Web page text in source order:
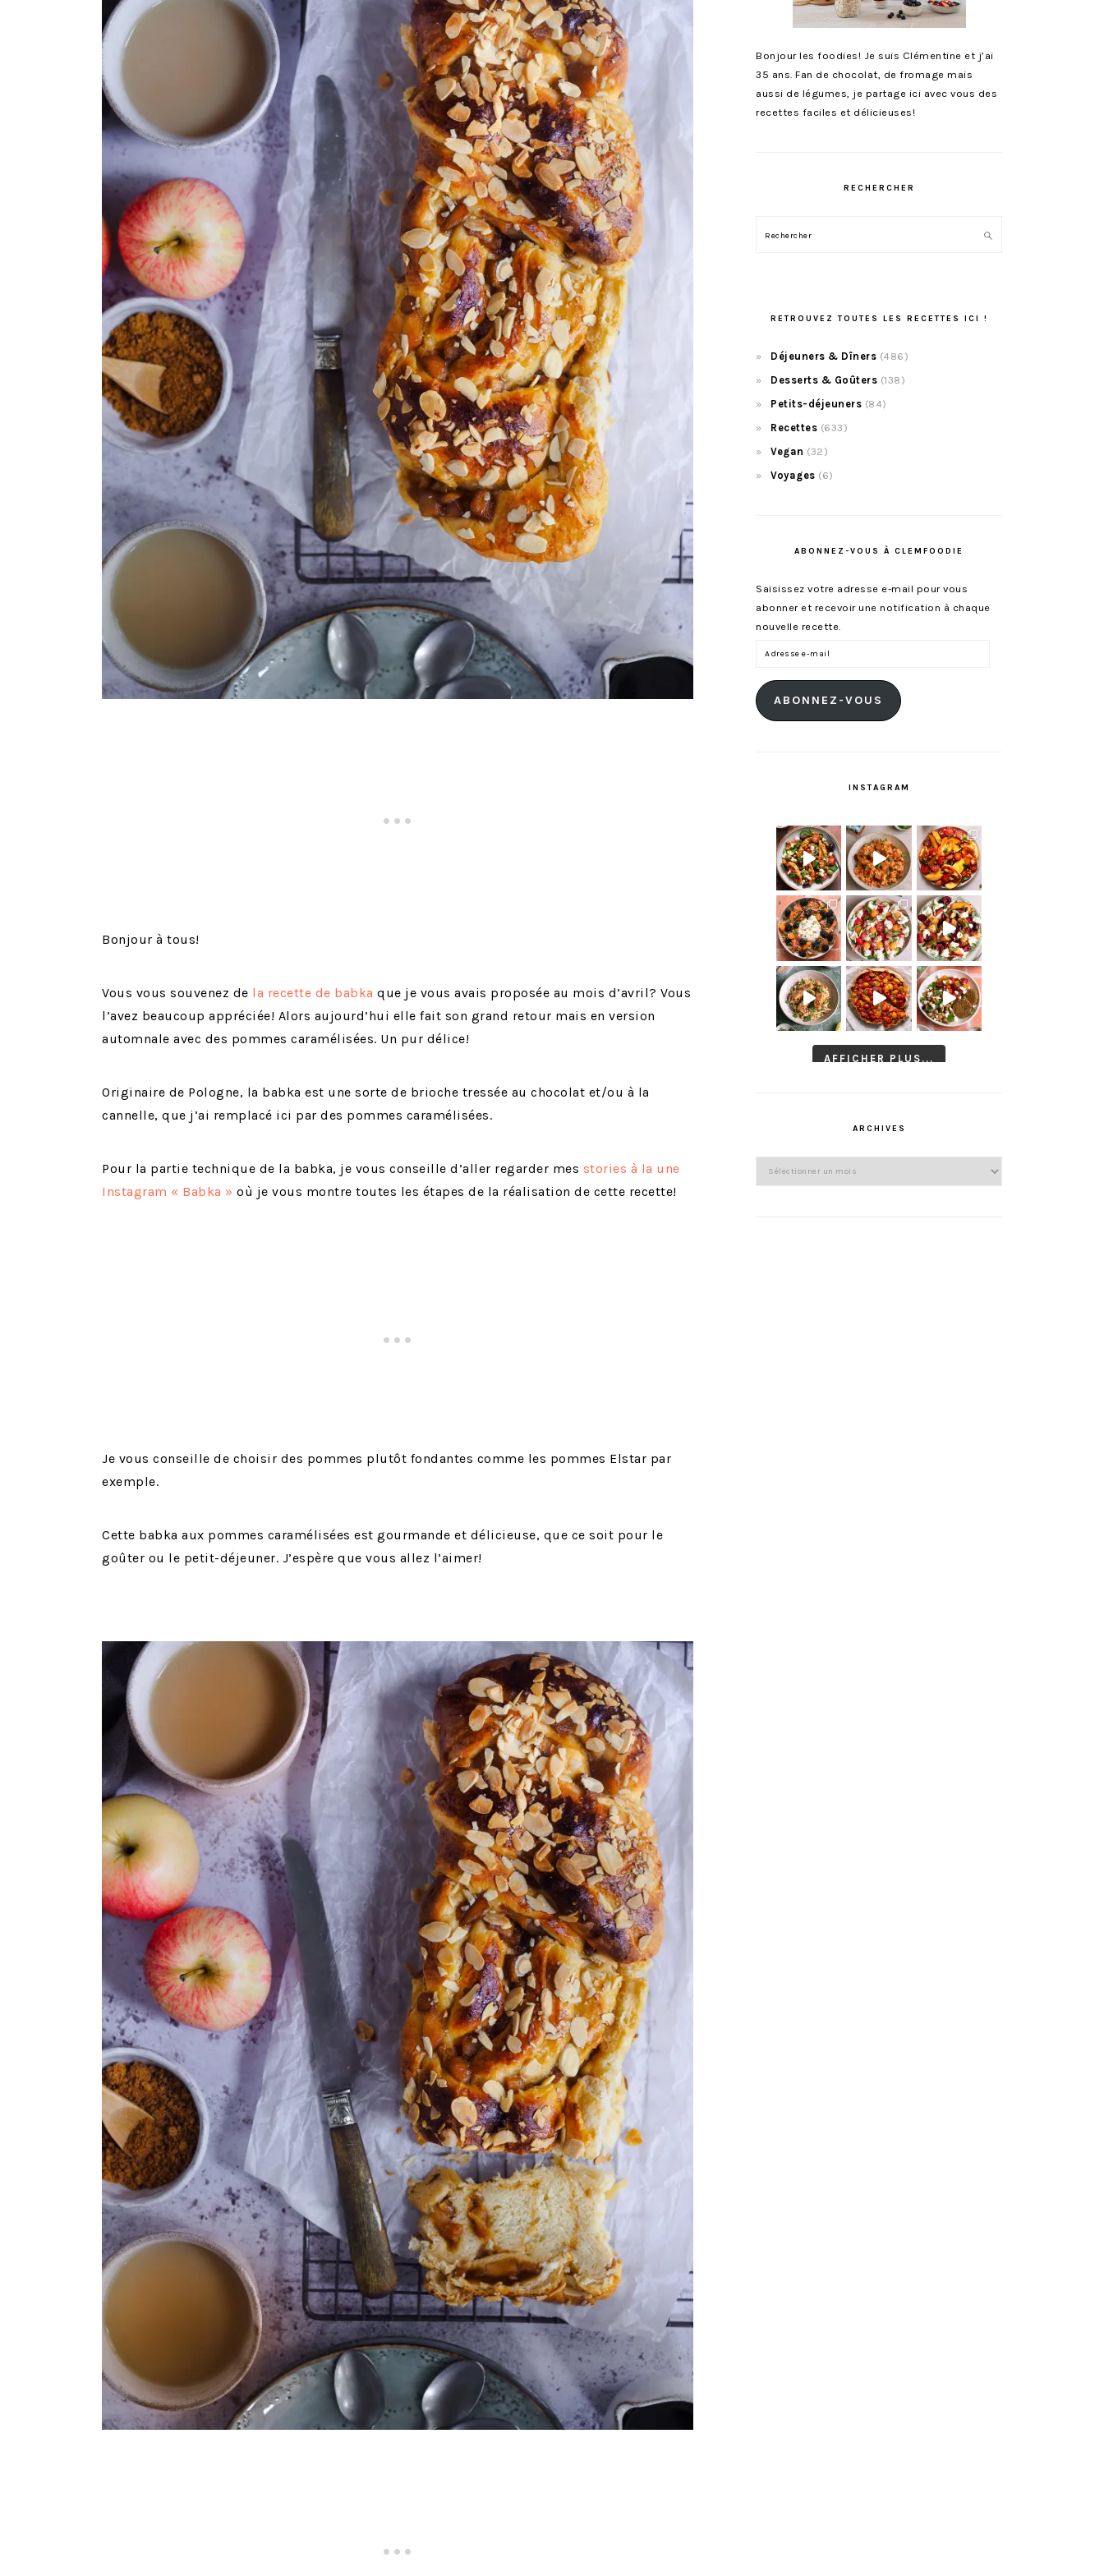
Bonjour à tous!
Vous vous souvenez de la recette de babka que je vous avais proposée au mois d’avril? Vous
l’avez beaucoup appréciée! Alors aujourd’hui elle fait son grand retour mais en version
automnale avec des pommes caramélisées. Un pur délice!
Originaire de Pologne, la babka est une sorte de brioche tressée au chocolat et/ou à la
cannelle, que j’ai remplacé ici par des pommes caramélisées.
Pour la partie technique de la babka, je vous conseille d’aller regarder mes stories à la une
Instagram « Babka » où je vous montre toutes les étapes de la réalisation de cette recette!
Je vous conseille de choisir des pommes plutôt fondantes comme les pommes Elstar par
exemple.
Cette babka aux pommes caramélisées est gourmande et délicieuse, que ce soit pour le
goûter ou le petit-déjeuner. J’espère que vous allez l’aimer!
Bonjour les foodies! Je suis Clémentine et j’ai
35 ans. Fan de chocolat, de fromage mais
aussi de légumes, je partage ici avec vous des
recettes faciles et délicieuses!
RECHERCHER
Rechercher
RETROUVEZ TOUTES LES RECETTES ICI !
Déjeuners & Dîners (486)
Desserts & Goûters (138)
Petits-déjeuners (84)
Recettes (633)
Vegan (32)
Voyages (6)
ABONNEZ-VOUS À CLEMFOODIE
Saisissez votre adresse e-mail pour vous
abonner et recevoir une notification à chaque
nouvelle recette.
Adresse
mail
ABONNEZ-VOUS
INSTAGRAM
AFFICHER PLUS...
ARCHIVES
Archives